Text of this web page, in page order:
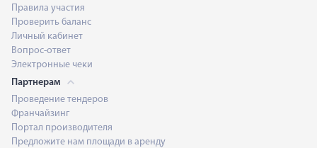
Правила участия
Проверить баланс
Личный кабинет
Вопрос-ответ
Электронные чеки
Партнерам
Проведение тендеров
Франчайзинг
Портал производителя
Предложите нам площади в аренду